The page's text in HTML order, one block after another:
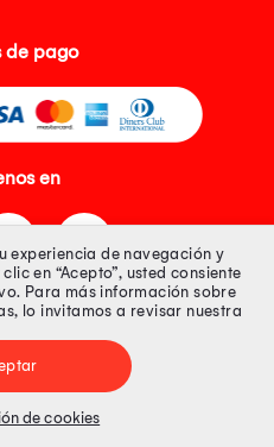
de pago
en
Segura
20493020618. Todos los derechos
Precios online publicados
experiencia de navegación y
en “Acepto”, usted consiente
Para más información sobre
lo invitamos a revisar nuestra
de cookies